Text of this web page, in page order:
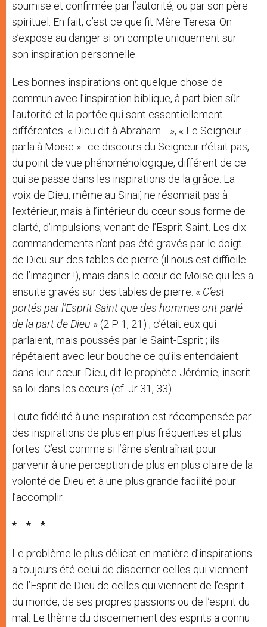
soumise et confirmée par l’autorité, ou par son père
spirituel. En fait, c’est ce que fit Mère Teresa. On
s’expose au danger si on compte uniquement sur
son inspiration personnelle.
Les bonnes inspirations ont quelque chose de
commun avec l’inspiration biblique, à part bien sûr
l’autorité et la portée qui sont essentiellement
différentes. « Dieu dit à Abraham… », « Le Seigneur
parla à Moïse » : ce discours du Seigneur n’était pas,
du point de vue phénoménologique, différent de ce
qui se passe dans les inspirations de la grâce. La
voix de Dieu, même au Sinaï, ne résonnait pas à
l’extérieur, mais à l’intérieur du cœur sous forme de
clarté, d’impulsions, venant de l’Esprit Saint. Les dix
commandements n’ont pas été gravés par le doigt
de Dieu sur des tables de pierre (il nous est difficile
de l’imaginer !), mais dans le cœur de Moïse qui les a
ensuite gravés sur des tables de pierre. « C’est
portés par l’Esprit Saint que des hommes ont parlé
de la part de Dieu » (2 P 1, 21) ; c’était eux qui
parlaient, mais poussés par le Saint-Esprit ; ils
répétaient avec leur bouche ce qu’ils entendaient
dans leur cœur. Dieu, dit le prophète Jérémie, inscrit
sa loi dans les cœurs (cf. Jr 31, 33).
Toute fidélité à une inspiration est récompensée par
des inspirations de plus en plus fréquentes et plus
fortes. C’est comme si l’âme s’entraînait pour
parvenir à une perception de plus en plus claire de la
volonté de Dieu et à une plus grande facilité pour
l’accomplir.
* * *
Le problème le plus délicat en matière d’inspirations
a toujours été celui de discerner celles qui viennent
de l’Esprit de Dieu de celles qui viennent de l’esprit
du monde, de ses propres passions ou de l’esprit du
mal. Le thème du discernement des esprits a connu